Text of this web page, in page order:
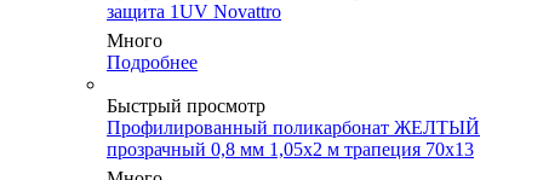
защита 1UV Novattro
Много
Подробнее
Быстрый просмотр
Профилированный поликарбонат ЖЕЛТЫЙ
прозрачный 0,8 мм 1,05х2 м трапеция 70х13